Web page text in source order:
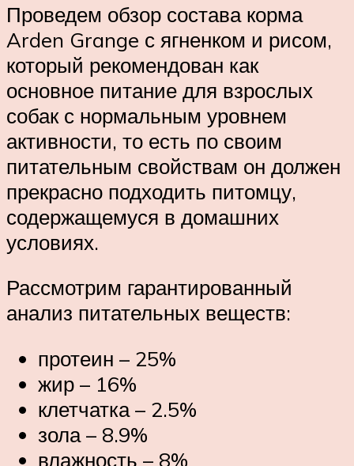
Проведем обзор состава корма
Arden Grange с ягненком и рисом,
который рекомендован как
основное питание для взрослых
собак с нормальным уровнем
активности, то есть по своим
питательным свойствам он должен
прекрасно подходить питомцу,
содержащемуся в домашних
условиях.
Рассмотрим гарантированный
анализ питательных веществ:
протеин – 25%
жир – 16%
клетчатка – 2.5%
зола – 8.9%
влажность – 8%